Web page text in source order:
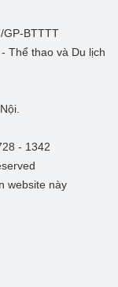
GP-BTTTT
Thể thao và Du lịch
- 1342
website này